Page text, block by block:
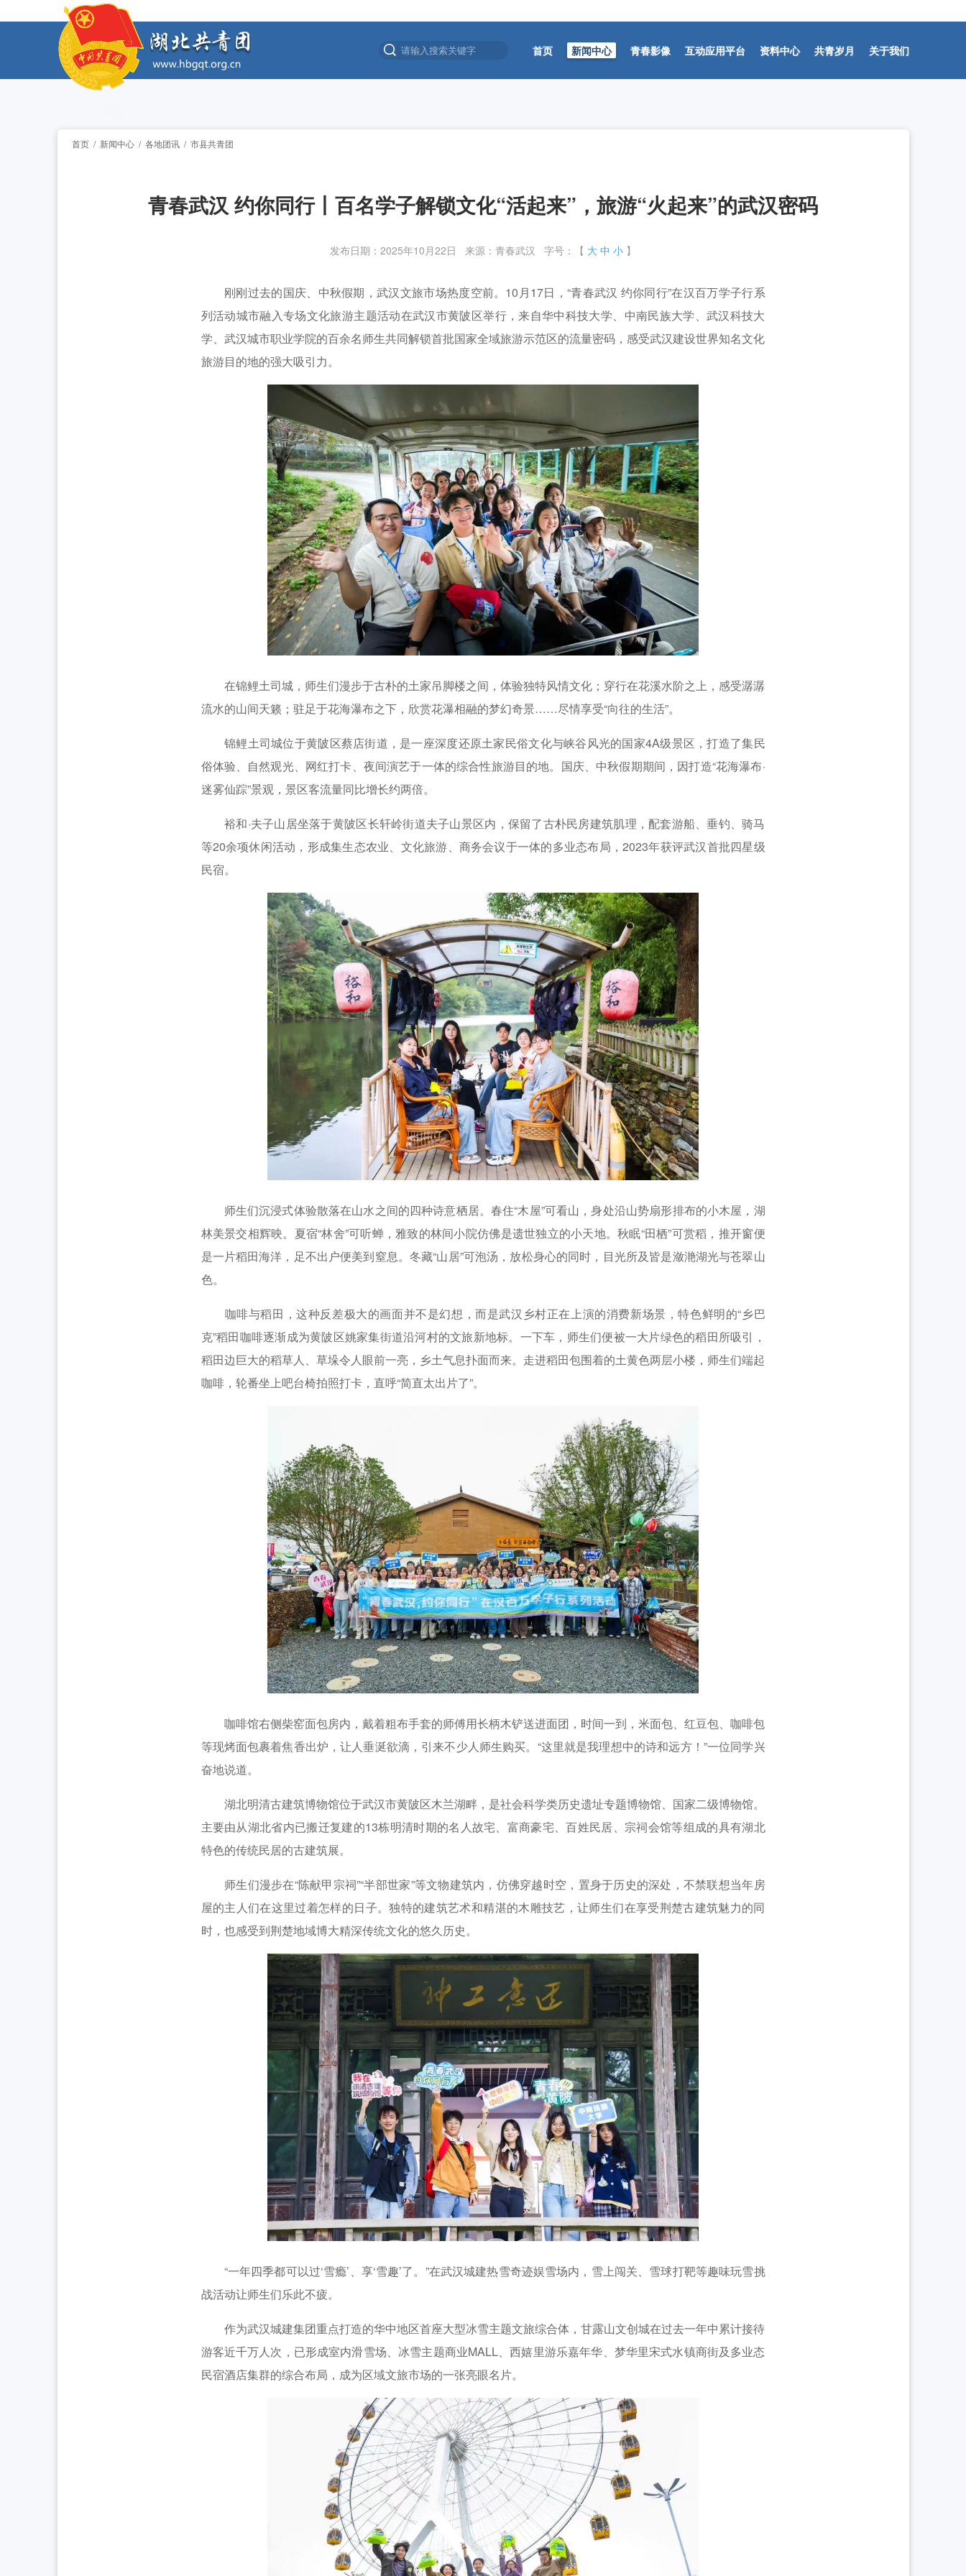
首页 新闻中心 青春影像 互动应用平台 资料中心 共青岁月 关于我们
工作动态
2026年“创青春”湖北青年创新创业大赛乡村振兴专项决赛在孝昌举办 [2026-07-25]
工作动态
工作动态
2026年“创青春”湖北青年创新创业大赛乡村振兴专项决赛在孝昌举办 [2026-07-25]
工作动态
2026年“湖北工匠杯”技能大赛——全省青年职业技能大赛（数字化解决方案设计师赛项）成功举办 [2026-08-05]
2026年湖北省大学生志愿服务西部计划志愿者岗前培训班结业式暨赴湖北服务西部计划志愿者出征仪式在汉举行 [2026-07-31]
全省中学团组织书记培训班举办 [2026-07-28]
2026年“创青春”湖北青年创新创业大赛乡村振兴专项决赛在孝昌举办 [2026-07-25]
首页 / 新闻中心 / 各地团讯 / 市县共青团
青春武汉 约你同行丨百名学子解锁文化“活起来”，旅游“火起来”的武汉密码
发布日期：2025年10月22日 来源：青春武汉 字号：【 大 中 小 】
刚刚过去的国庆、中秋假期，武汉文旅市场热度空前。10月17日，“青春武汉 约你同行”在汉百万学子行系
列活动城市融入专场文化旅游主题活动在武汉市黄陂区举行，来自华中科技大学、中南民族大学、武汉科技大
学、武汉城市职业学院的百余名师生共同解锁首批国家全域旅游示范区的流量密码，感受武汉建设世界知名文化
旅游目的地的强大吸引力。
在锦鲤土司城，师生们漫步于古朴的土家吊脚楼之间，体验独特风情文化；穿行在花溪水阶之上，感受潺潺
流水的山间天籁；驻足于花海瀑布之下，欣赏花瀑相融的梦幻奇景……尽情享受“向往的生活”。
锦鲤土司城位于黄陂区蔡店街道，是一座深度还原土家民俗文化与峡谷风光的国家4A级景区，打造了集民
俗体验、自然观光、网红打卡、夜间演艺于一体的综合性旅游目的地。国庆、中秋假期期间，因打造“花海瀑布·
迷雾仙踪”景观，景区客流量同比增长约两倍。
裕和·夫子山居坐落于黄陂区长轩岭街道夫子山景区内，保留了古朴民房建筑肌理，配套游船、垂钓、骑马
等20余项休闲活动，形成集生态农业、文化旅游、商务会议于一体的多业态布局，2023年获评武汉首批四星级
民宿。
师生们沉浸式体验散落在山水之间的四种诗意栖居。春住“木屋”可看山，身处沿山势扇形排布的小木屋，湖
林美景交相辉映。夏宿“林舍”可听蝉，雅致的林间小院仿佛是遗世独立的小天地。秋眠“田栖”可赏稻，推开窗便
是一片稻田海洋，足不出户便美到窒息。冬藏“山居”可泡汤，放松身心的同时，目光所及皆是潋滟湖光与苍翠山
色。
咖啡与稻田，这种反差极大的画面并不是幻想，而是武汉乡村正在上演的消费新场景，特色鲜明的“乡巴
克”稻田咖啡逐渐成为黄陂区姚家集街道沿河村的文旅新地标。一下车，师生们便被一大片绿色的稻田所吸引，
稻田边巨大的稻草人、草垛令人眼前一亮，乡土气息扑面而来。走进稻田包围着的土黄色两层小楼，师生们端起
咖啡，轮番坐上吧台椅拍照打卡，直呼“简直太出片了”。
咖啡馆右侧柴窑面包房内，戴着粗布手套的师傅用长柄木铲送进面团，时间一到，米面包、红豆包、咖啡包
等现烤面包裹着焦香出炉，让人垂涎欲滴，引来不少人师生购买。“这里就是我理想中的诗和远方！”一位同学兴
奋地说道。
湖北明清古建筑博物馆位于武汉市黄陂区木兰湖畔，是社会科学类历史遗址专题博物馆、国家二级博物馆。
主要由从湖北省内已搬迁复建的13栋明清时期的名人故宅、富商豪宅、百姓民居、宗祠会馆等组成的具有湖北
特色的传统民居的古建筑展。
师生们漫步在“陈献甲宗祠”“半部世家”等文物建筑内，仿佛穿越时空，置身于历史的深处，不禁联想当年房
屋的主人们在这里过着怎样的日子。独特的建筑艺术和精湛的木雕技艺，让师生们在享受荆楚古建筑魅力的同
时，也感受到荆楚地域博大精深传统文化的悠久历史。
“一年四季都可以过‘雪瘾’、享‘雪趣’了。”在武汉城建热雪奇迹娱雪场内，雪上闯关、雪球打靶等趣味玩雪挑
战活动让师生们乐此不疲。
作为武汉城建集团重点打造的华中地区首座大型冰雪主题文旅综合体，甘露山文创城在过去一年中累计接待
游客近千万人次，已形成室内滑雪场、冰雪主题商业MALL、西嬉里游乐嘉年华、梦华里宋式水镇商街及多业态
民宿酒店集群的综合布局，成为区域文旅市场的一张亮眼名片。